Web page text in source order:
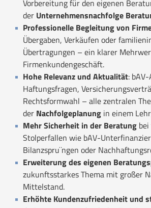
Vorbereitung für den eigenen
der Unternehmensnachfolge
Professionelle Begleitung von
Übergaben, Verkäufen oder
Übertragungen – ein klarer
Firmenkundengeschäft.
Hohe Relevanz und Aktualität:
Haftungsfragen,
Rechtsformwahl – alle zentralen
der Nachfolgeplanung in einem
Mehr Sicherheit in der Beratung
Stolperfallen wie bAV-
Bilanzspru¨ngen oder
Erweiterung des eigenen
zukunftsstarkes Thema mit großer
Mittelstand.
Erhöhte Kundenzufriedenheit und